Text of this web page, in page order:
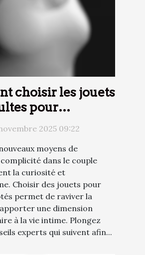
choisir les jouets
pour
l'intimité du
2025 09:22
moyens de
dans le couple
la curiosité et
Choisir des jouets pour
permet de raviver la
une dimension
à la vie intime. Plongez
experts qui suivent afin...